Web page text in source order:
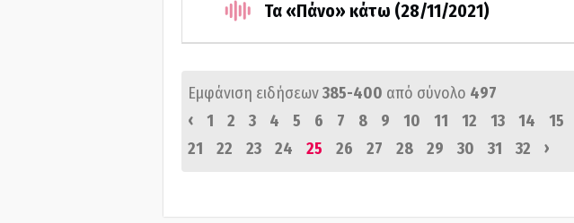
Τα «Πάνο» κάτω (28/11/2021)
Εμφάνιση ειδήσεων385-400 από σύνολο 497
‹
1 2 3 4 5 6 7 8 9 10 11 12 13 14 15
21
22 23 24 25 26 27 28 29 30 31 32 ›